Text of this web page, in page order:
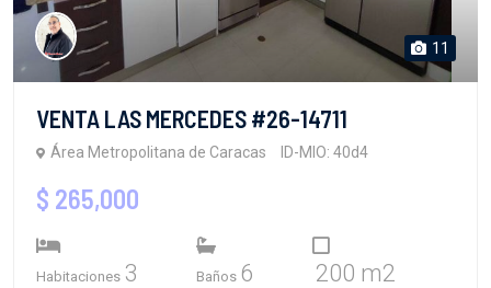
11
VENTA LAS MERCEDES #26-14711
Área Metropolitana de Caracas ID-MIO: 40d4
$ 265,000
Habitaciones 3 Baños 6 200 m2